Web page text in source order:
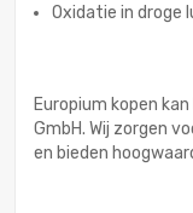
Oxidatie in droge
Europium kopen
GmbH. Wij zorgen
en bieden